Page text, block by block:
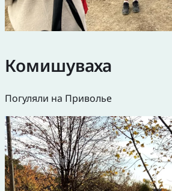
Комишуваха
Погуляли на Приволье